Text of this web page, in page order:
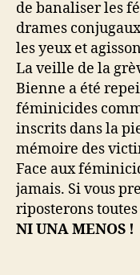
de banaliser les
drames
les yeux et
La veille de la
Bienne a été
féminicides
inscrits dans la
mémoire des
Face aux
jamais. Si vous
riposterons toutes
NI UNA MENOS !